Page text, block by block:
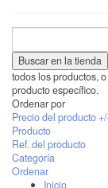
todos los productos,
producto específico.
Ordenar por
Precio del producto
Producto
Ref. del producto
Categoría
Ordenar
Inicio